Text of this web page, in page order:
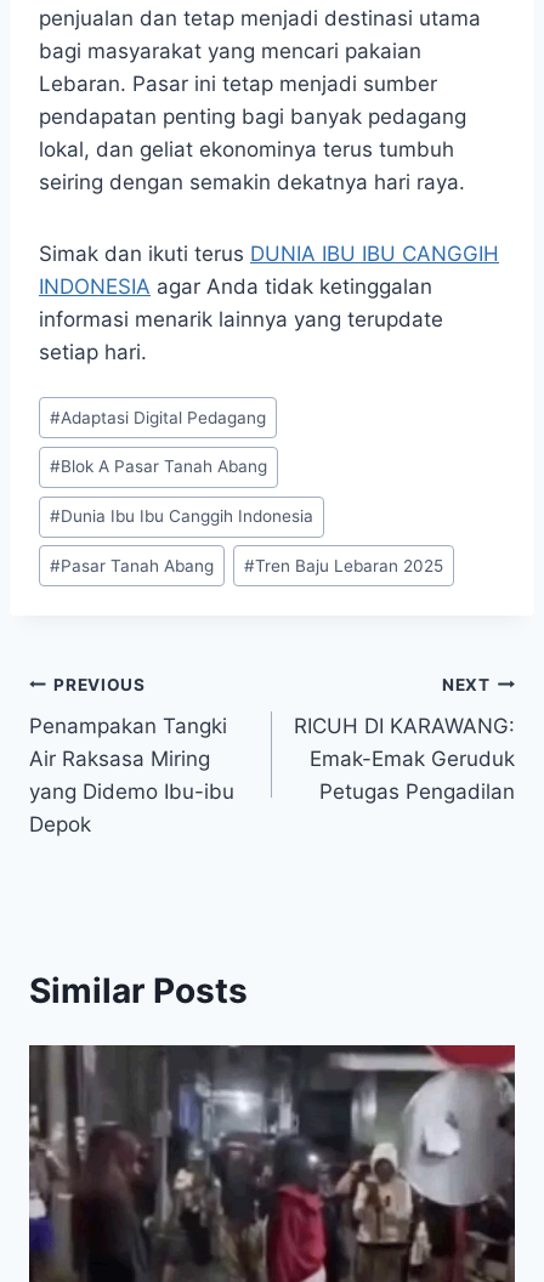
penjualan dan tetap menjadi destinasi utama
bagi masyarakat yang mencari pakaian
Lebaran. Pasar ini tetap menjadi sumber
pendapatan penting bagi banyak pedagang
lokal, dan geliat ekonominya terus tumbuh
seiring dengan semakin dekatnya hari raya.
Simak dan ikuti terus DUNIA IBU IBU CANGGIH
INDONESIA agar Anda tidak ketinggalan
informasi menarik lainnya yang terupdate
setiap hari.
Post
Tags:
#Adaptasi Digital Pedagang
#Blok A Pasar Tanah Abang
#Dunia Ibu Ibu Canggih Indonesia
#Pasar Tanah Abang #Tren Baju Lebaran 2025
Post
navigation
PREVIOUS
Penampakan Tangki
Air Raksasa Miring
yang Didemo Ibu-ibu
Depok
NEXT
RICUH DI KARAWANG:
Emak-Emak Geruduk
Petugas Pengadilan
Similar Posts